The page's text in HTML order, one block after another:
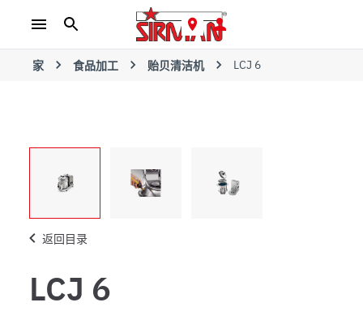
家 食品加工 贻贝清洁机 LCJ 6
返回目录
LCJ 6